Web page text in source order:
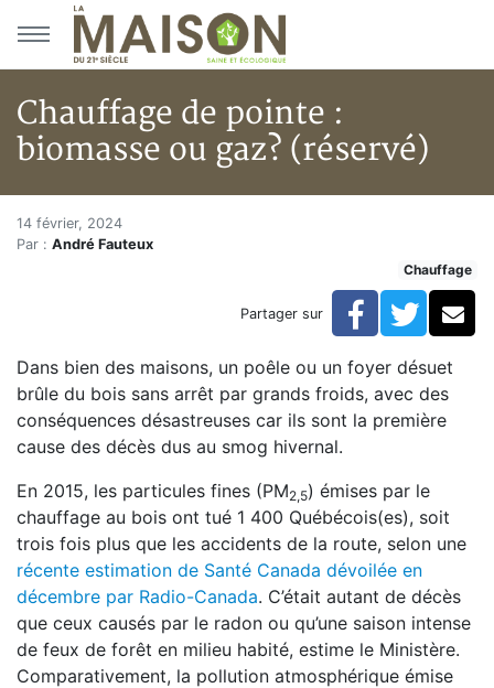
Aller au menu principal
Aller au contenu principal
Chauffage de pointe :
biomasse ou gaz? (réservé)
Accueil
Articles
Chauffage de pointe : biomasse ou gaz? (réservé)
Chauffage de pointe :
14 février, 2024
Par : André Fauteux
Chauffage
Partager sur Facebook
Dans bien des maisons, un poêle ou un foyer désuet
brûle du bois sans arrêt par grands froids, avec des
conséquences désastreuses car ils sont la première
cause des décès dus au smog hivernal.
En 2015, les particules fines (PM2,5) émises par le
chauffage au bois ont tué 1 400 Québécois(es), soit
trois fois plus que les accidents de la route, selon une
récente estimation de Santé Canada dévoilée en
décembre par Radio-Canada. C’était autant de décès
que ceux causés par le radon ou qu’une saison intense
de feux de forêt en milieu habité, estime le Ministère.
Comparativement, la pollution atmosphérique émise